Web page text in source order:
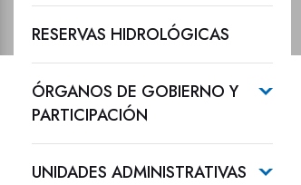
RESERVAS HIDROLÓGICAS
ÓRGANOS DE GOBIERNO Y
PARTICIPACIÓN
UNIDADES ADMINISTRATIVAS